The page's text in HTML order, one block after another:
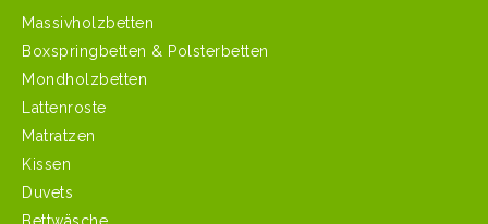
Massivholzbetten
Boxspringbetten & Polsterbetten
Mondholzbetten
Lattenroste
Matratzen
Kissen
Duvets